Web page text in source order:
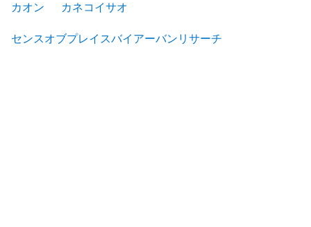
カオン カネコイサオ
センスオブプレイスバイアーバンリサーチ